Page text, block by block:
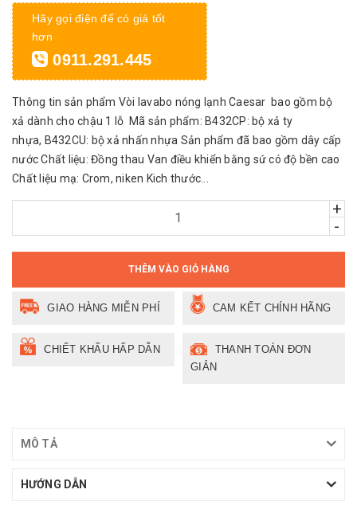
Hãy gọi điện để có giá tốt
hơn
0911.291.445
Thông tin sản phẩm Vòi lavabo nóng lạnh Caesar bao gồm bộ
xả dành cho chậu 1 lỗ Mã sản phẩm: B432CP: bộ xả ty
nhựa, B432CU: bộ xả nhấn nhựa Sản phẩm đã bao gồm dây cấp
nước Chất liệu: Đồng thau Van điều khiển bằng sứ có độ bền cao
Chất liệu mạ: Crom, niken Kich thước...
+
-
THÊM VÀO GIỎ HÀNG
GIAO HÀNG MIỄN PHÍ CAM KẾT CHÍNH HÃNG
CHIẾT KHẤU HẤP DẪN
THANH TOÁN ĐƠN
GIẢN
MÔ TẢ
HƯỚNG DẪN